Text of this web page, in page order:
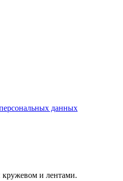
данных
кружевом и лентами.